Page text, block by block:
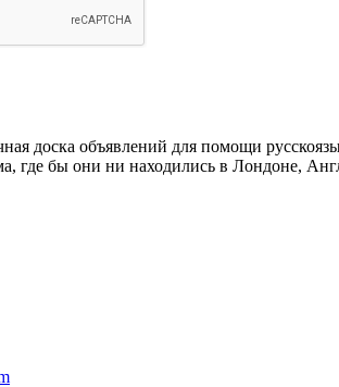
доска объявлений для помощи
где бы они ни находились в Лондоне,